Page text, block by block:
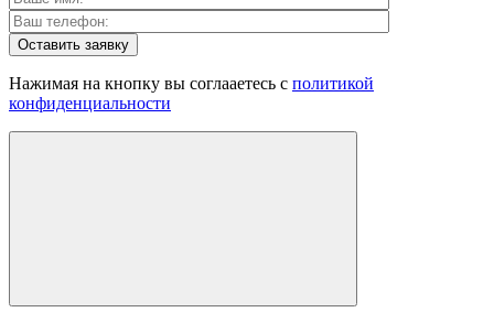
Оставить заявку
Нажимая на кнопку вы соглааетесь с политикой
конфиденциальности